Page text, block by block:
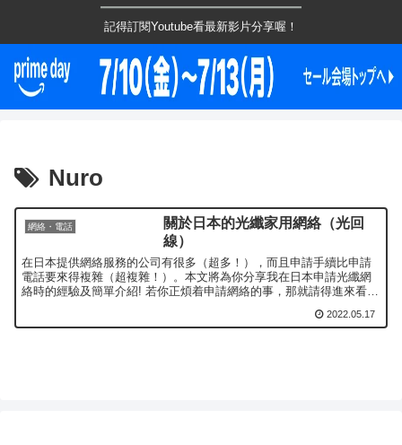
記得訂閱Youtube看最新影片分享喔！
Nuro
網絡・電話
關於日本的光纖家用網絡（光回
線）
在日本提供網絡服務的公司有很多（超多！），而且申請手續比申請
電話要來得複雜（超複雜！）。本文將為你分享我在日本申請光纖網
絡時的經驗及簡單介紹! 若你正煩着申請網絡的事，那就請得進來看看
2022.05.17